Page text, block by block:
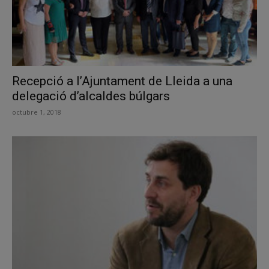
Recepció a l’Ajuntament de Lleida a una
delegació d’alcaldes búlgars
octubre 1, 2018